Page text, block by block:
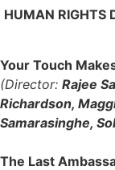
HUMAN RIGHTS
Your Touch
(Director: Rajee
Richardson,
Samarasinghe,
The Last